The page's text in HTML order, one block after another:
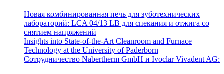
Новая комбинированная печь для зуботехнических
лабораторий: LCA 04/13 LB для спекания и отжига со
снятием напряжений
Insights into State-of-the-Art Cleanroom and Furnace
Technology at the University of Paderborn
Сотрудничество Nabertherm GmbH и Ivoclar Vivadent AG: